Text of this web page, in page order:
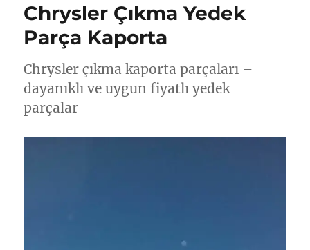
Chrysler Çıkma Yedek
Parça Kaporta
Chrysler çıkma kaporta parçaları –
dayanıklı ve uygun fiyatlı yedek
parçalar